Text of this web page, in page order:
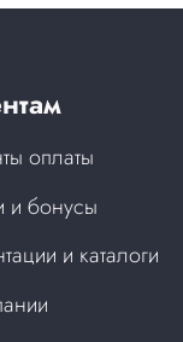
оплаты
и бонусы
и каталоги